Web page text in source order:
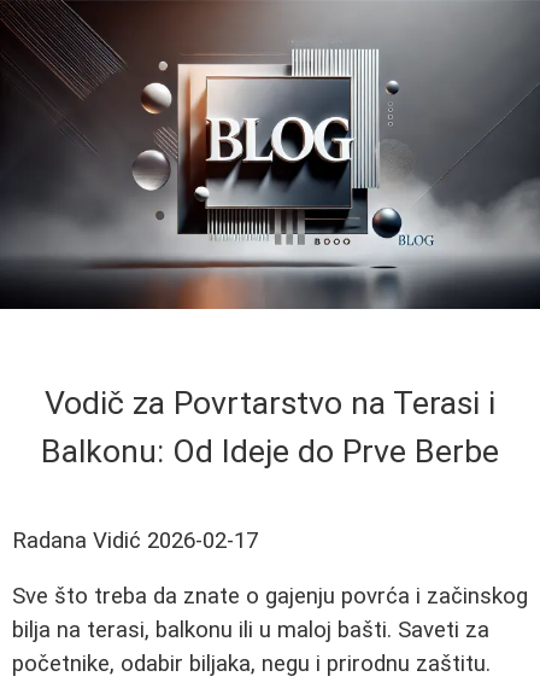
Vodič za Povrtarstvo na Terasi i
Balkonu: Od Ideje do Prve Berbe
Radana Vidić 2026-02-17
Sve što treba da znate o gajenju povrća i začinskog
bilja na terasi, balkonu ili u maloj bašti. Saveti za
početnike, odabir biljaka, negu i prirodnu zaštitu.